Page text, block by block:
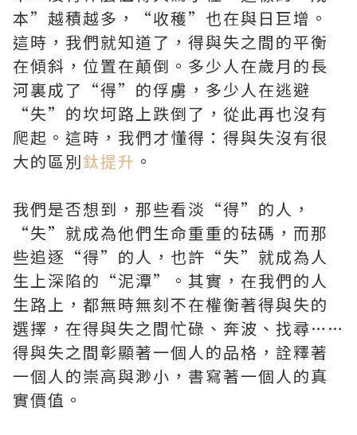
本”越積越多，“收穫”也在與日巨增。
這時，我們就知道了，得與失之間的平衡
在傾斜，位置在顛倒。多少人在歲月的長
河裏成了“得”的俘虜，多少人在逃避
“失”的坎坷路上跌倒了，從此再也沒有
爬起。這時，我們才懂得：得與失沒有很
大的區別鈦提升 。
我們是否想到，那些看淡“得”的人，
“失”就成為他們生命重重的砝碼，而那
些追逐“得”的人，也許“失”就成為人
生上深陷的“泥潭”。其實，在我們的人
生路上，都無時無刻不在權衡著得與失的
選擇，在得與失之間忙碌、奔波、找尋……
得與失之間彰顯著一個人的品格，詮釋著
一個人的崇高與渺小，書寫著一個人的真
實價值。